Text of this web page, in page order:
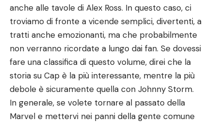
anche alle tavole di Alex Ross. In questo caso, ci
troviamo di fronte a vicende semplici, divertenti, a
tratti anche emozionanti, ma che probabilmente
non verranno ricordate a lungo dai fan. Se dovessi
fare una classifica di questo volume, direi che la
storia su Cap è la più interessante, mentre la più
debole è sicuramente quella con Johnny Storm.
In generale, se volete tornare al passato della
Marvel e mettervi nei panni della gente comune